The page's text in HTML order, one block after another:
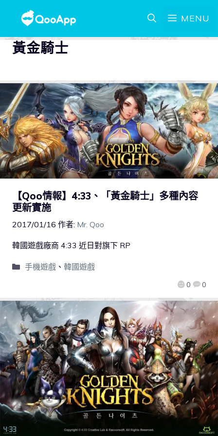
MENU
黃金騎士
【Qoo情報】4:33、「黃金騎士」多種內容
更新實施
2017/01/16 作者: Mr. Qoo
0 0
韓國遊戲廠商 4:33 近日對旗下 RP
手機遊戲、 韓國遊戲